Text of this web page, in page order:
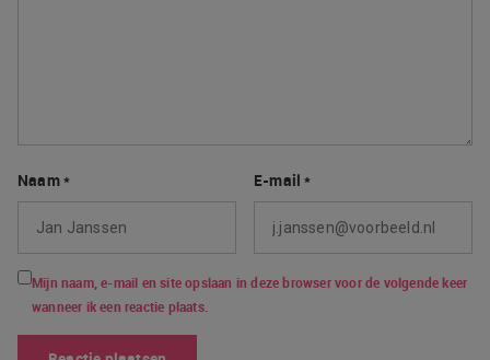
Naam* E-mail*
Mijn naam, e-mail en site opslaan in deze browser voor de volgende keer
wanneer ik een reactie plaats.